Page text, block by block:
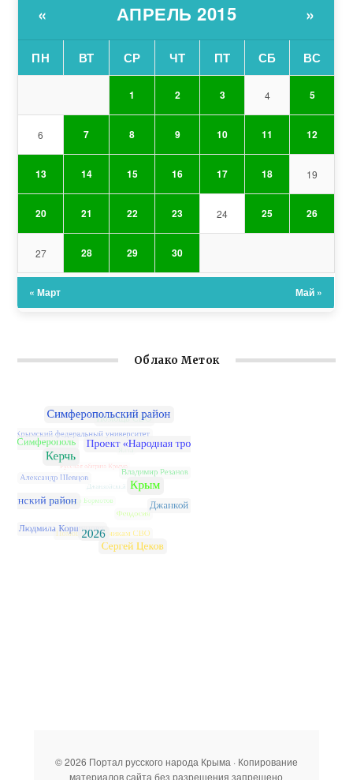
« АПРЕЛЬ 2015 »
ПН ВТ СР ЧТ ПТ СБ ВС
1 2 3 4 5
6 7 8 9 10 11 12
13 14 15 16 17 18 19
20 21 22 23 24 25 26
27 28 29 30
« Март Май »
Облако Меток
© 2026 Портал русского народа Крыма · Копирование
материалов сайта без разрешения запрещено